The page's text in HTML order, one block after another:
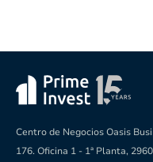
Centro de Negocios Oasis
176. Oficina 1 - 1ª Planta,